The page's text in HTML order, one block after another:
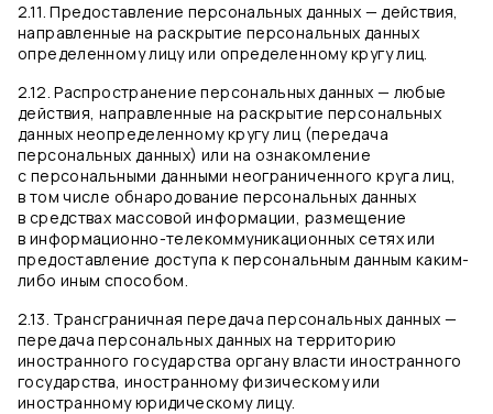
2.11. Предоставление персональных данных — действия,
направленные на раскрытие персональных данных
определенному лицу или определенному кругу лиц.
2.12. Распространение персональных данных — любые
действия, направленные на раскрытие персональных
данных неопределенному кругу лиц (передача
персональных данных) или на ознакомление
с персональными данными неограниченного круга лиц,
в том числе обнародование персональных данных
в средствах массовой информации, размещение
в информационно-телекоммуникационных сетях или
предоставление доступа к персональным данным каким-
либо иным способом.
2.13. Трансграничная передача персональных данных —
передача персональных данных на территорию
иностранного государства органу власти иностранного
государства, иностранному физическому или
иностранному юридическому лицу.